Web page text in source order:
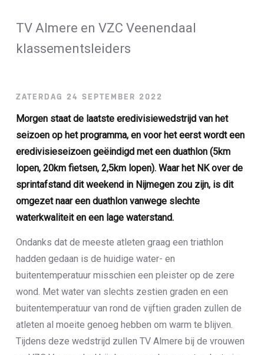
TV Almere en VZC Veenendaal
klassementsleiders
ZATERDAG 24 SEPTEMBER 2022
Morgen staat de laatste eredivisiewedstrijd van het
seizoen op het programma, en voor het eerst wordt een
eredivisieseizoen geëindigd met een duathlon (5km
lopen, 20km fietsen, 2,5km lopen). Waar het NK over de
sprintafstand dit weekend in Nijmegen zou zijn, is dit
omgezet naar een duathlon vanwege slechte
waterkwaliteit en een lage waterstand.
Ondanks dat de meeste atleten graag een triathlon
hadden gedaan is de huidige water- en
buitentemperatuur misschien een pleister op de zere
wond. Met water van slechts zestien graden en een
buitentemperatuur van rond de vijftien graden zullen de
atleten al moeite genoeg hebben om warm te blijven.
Tijdens deze wedstrijd zullen TV Almere bij de vrouwen